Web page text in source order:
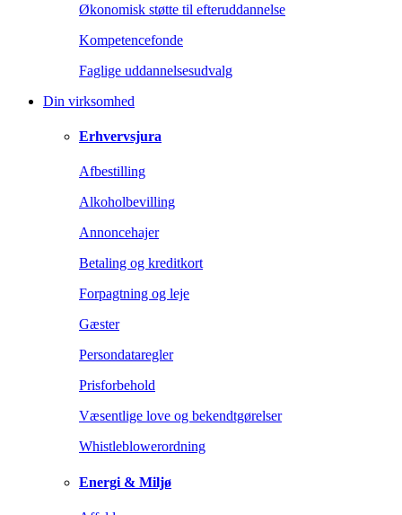
Økonomisk støtte til efteruddannelse
Kompetencefonde
Faglige uddannelsesudvalg
Din virksomhed
Erhvervsjura
Afbestilling
Alkoholbevilling
Annoncehajer
Betaling og kreditkort
Forpagtning og leje
Gæster
Persondataregler
Prisforbehold
Væsentlige love og bekendtgørelser
Whistleblowerordning
Energi & Miljø